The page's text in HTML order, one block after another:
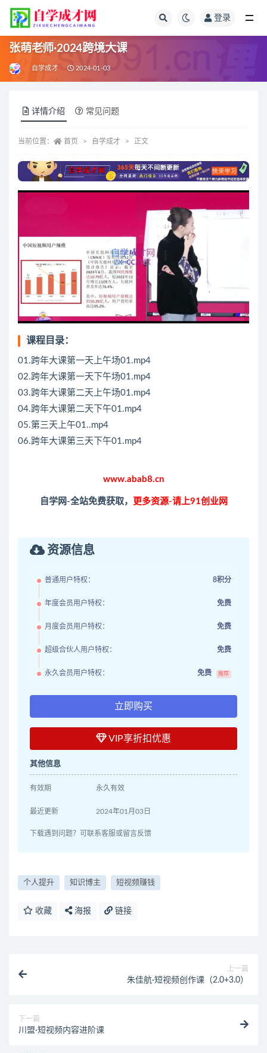
登录
张萌老师·2024跨境大课
自学成才 2024-01-03
详情介绍 常见问题
当前位置： 首页 自学成才 正文
课程目录：
01.跨年大课第一天上午场01.mp4
02.跨年大课第一天下午场01.mp4
03.跨年大课第二天上午场01.mp4
04.跨年大课第二天下午01.mp4
05.第三天上午01..mp4
06.跨年大课第三天下午01.mp4
www.abab8.cn
自学网-全站免费获取， 更多资源-请上91创业网
资源信息
普通用户特权： 8积分
年度会员用户特权： 免费
月度会员用户特权： 免费
超级合伙人用户特权： 免费
永久会员用户特权： 免费 推荐
立即购买
VIP享折扣优惠
其他信息
有效期 永久有效
最近更新 2024年01月03日
下载遇到问题？可联系客服或留言反馈
个人提升 知识博主 短视频赚钱
收藏 海报 链接
上一篇
朱佳航·短视频创作课（2.0+3.0）
下一篇
川盟·短视频内容进阶课